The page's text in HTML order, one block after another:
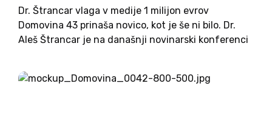
Dr. Štrancar vlaga v medije 1 milijon evrov
Domovina 43 prinaša novico, kot je še ni bilo. Dr.
Aleš Štrancar je na današnji novinarski konferenci
medijska projekta, ki ju je doslej ustvarjal...